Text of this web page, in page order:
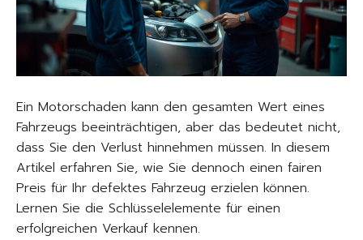
Ein Motorschaden kann den gesamten Wert eines
Fahrzeugs beeinträchtigen, aber das bedeutet nicht,
dass Sie den Verlust hinnehmen müssen. In diesem
Artikel erfahren Sie, wie Sie dennoch einen fairen
Preis für Ihr defektes Fahrzeug erzielen können.
Lernen Sie die Schlüsselelemente für einen
erfolgreichen Verkauf kennen.